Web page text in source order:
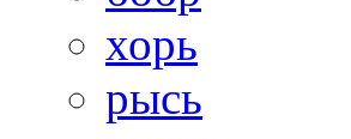
хорь
рысь